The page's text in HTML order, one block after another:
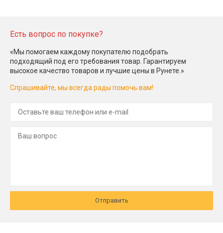
Есть вопрос по покупке?
«Мы помогаем каждому покупателю подобрать
подходящий под его требования товар. Гарантируем
высокое качество товаров и лучшие цены в Рунете.»
Спрашивайте, мы всегда рады помочь вам!
Отправить